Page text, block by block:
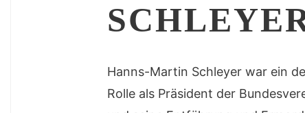
Hanns-Martin Schleyer war ein
Rolle als Präsident der